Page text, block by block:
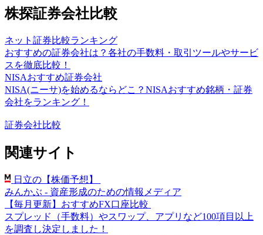
株探証券会社比較
ネット証券比較ランキング
おすすめの証券会社は？各社の手数料・取引ツールやサービ
スを徹底比較！
NISAおすすめ証券会社
NISA(ニーサ)を始めるならどこ？NISAおすすめ銘柄・証券
会社をランキング！
証券会社比較
関連サイト
日立の【株価予想】
みんかぶ - 資産形成のための情報メディア
【毎月更新】おすすめFX口座比較
スプレッド（手数料）やスワップ、アプリなど100項目以上
を調査し決定しました！